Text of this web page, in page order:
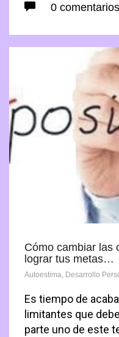
0 comentarios
Cómo cambiar las
lograr tus metas…
Autoestima, Desarrollo
Es tiempo de
limitantes que
parte uno de este